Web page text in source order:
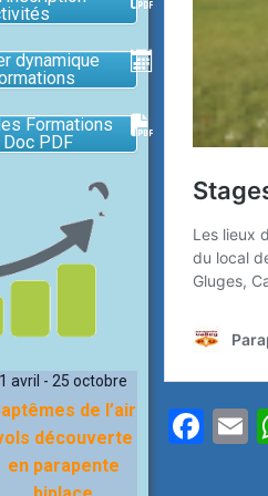
F
E
dynamique
Formations
PDF
1 avril - 25 octobre
de l’air
découverte
en parapente